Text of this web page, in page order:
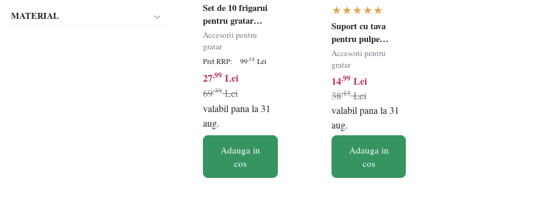
MATERIAL
Set de 10 frigarui
pentru gratar
Mountain Grillers,
otel inoxidabil,
argintiu, 43 cm
Accesorii pentru
gratar
Pret RRP: 99,14 Lei
27,99 Lei
69,39 Lei
valabil pana la 31
aug.
Adauga in
cos
Suport cu tava
pentru pulpe
Mountain Grillers,
otel inoxidabil,
argintiu, 44,4 x 13,9
x 16,5 cm
Accesorii pentru
gratar
14,99 Lei
38,13 Lei
valabil pana la 31
aug.
Adauga in
cos